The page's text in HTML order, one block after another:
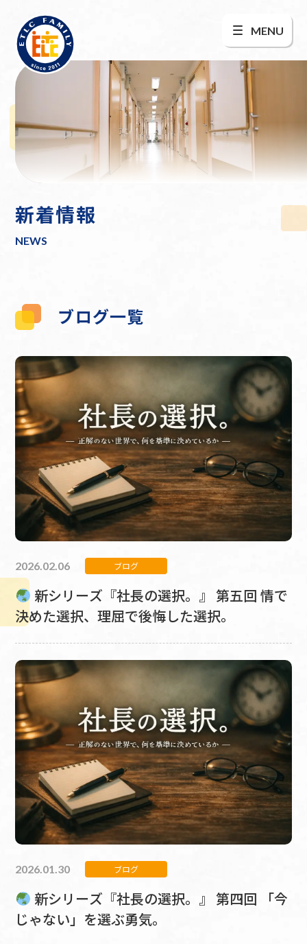
MENU
新着情報
ブログ一覧
2026.02.06 ブログ
新シリーズ『社長の選択。』 第五回 情で
決めた選択、理屈で後悔した選択。
2026.01.30 ブログ
新シリーズ『社長の選択。』 第四回 「今
じゃない」を選ぶ勇気。